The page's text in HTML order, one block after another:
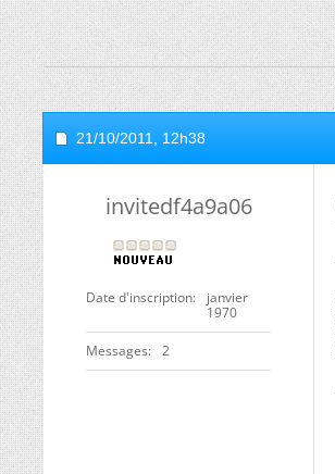
21/10/2011, 12h38
invitedf4a9a06
Date d'inscription
janvier
1970
Messages 2